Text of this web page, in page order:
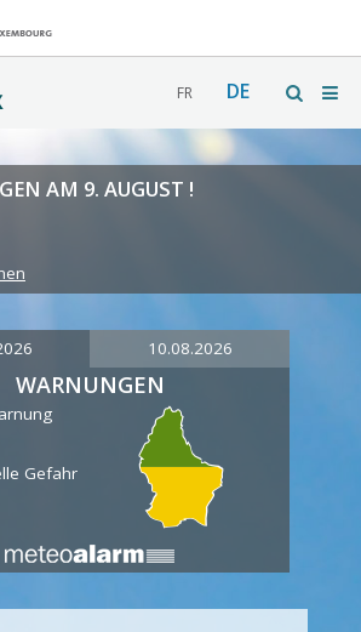
FR DE
AM 9. AUGUST !
10.08.2026
WARNUNGEN
Gefahr